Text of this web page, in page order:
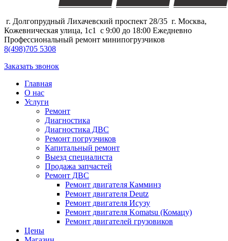
г. Долгопрудный Лихачевский проспект 28/35 г. Москва,
Кожевническая улица, 1с1
с 9:00 до 18:00 Ежедневно
Профессиональный ремонт минипогрузчиков
8(498)705 5308
Заказать звонок
Главная
О нас
Услуги
Ремонт
Диагностика
Диагностика ДВС
Ремонт погрузчиков
Капитальный ремонт
Выезд специалиста
Продажа запчастей
Ремонт ДВС
Ремонт двигателя Камминз
Ремонт двигателя Deutz
Ремонт двигателя Исузу
Ремонт двигателя Komatsu (Комацу)
Ремонт двигателей грузовиков
Цены